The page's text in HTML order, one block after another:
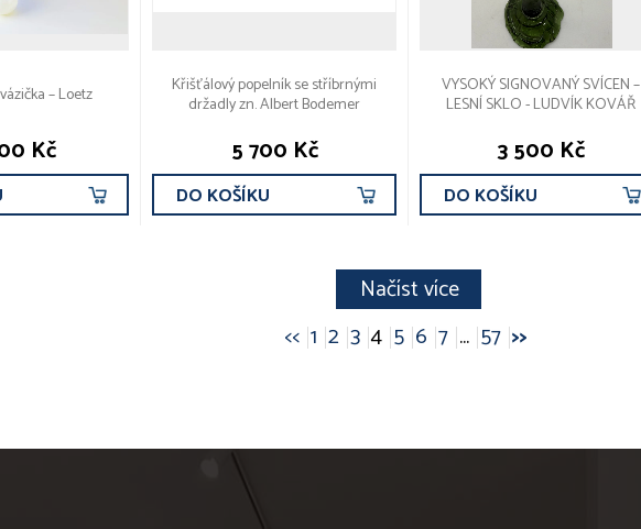
– Loetz
Kč
Křišťálový popelník se stříbrnými
držadly zn. Albert Bodemer
5 700 Kč
DO KOŠÍKU
VYSOKÝ SIGNOVANÝ SVÍCEN –
LESNÍ SKLO - LUDVÍK KOVÁŘ
3 500 Kč
DO KOŠÍKU
Načíst více
<< 1 2 3 4 5 6 7 ... 57 >>